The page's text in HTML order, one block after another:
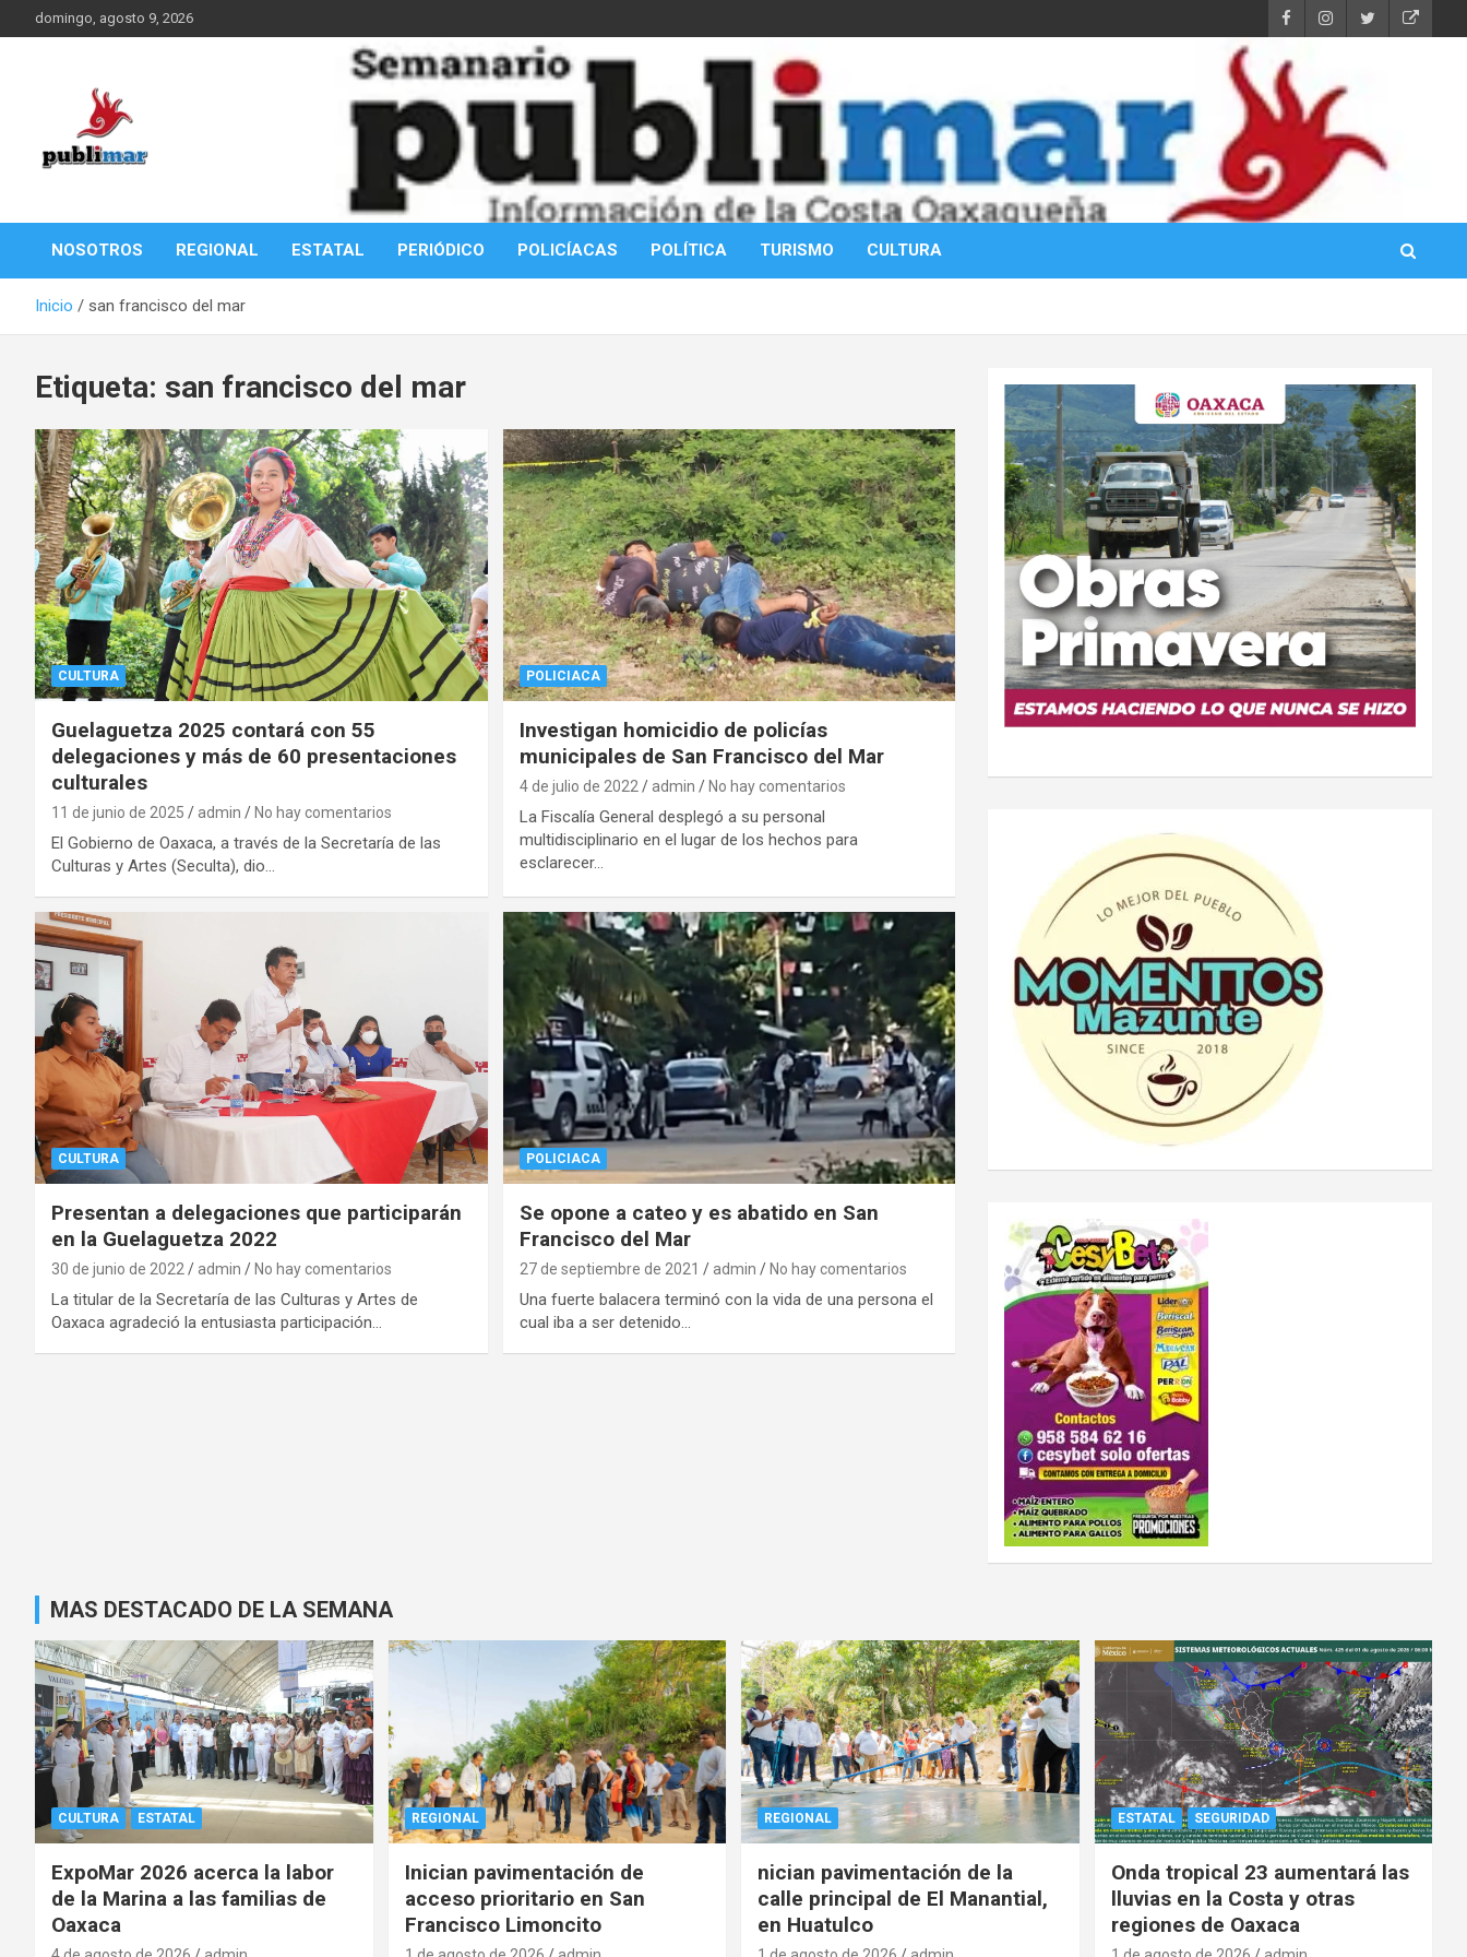
al
domingo, agosto 9, 2026
PubliMar
NOSOTROS REGIONAL ESTATAL PERIÓDICO POLICÍACAS POLÍTICA TURISMO CULTURA
Inicio san francisco del mar
Etiqueta: san francisco del mar
CULTURA
Guelaguetza 2025 contará con 55
delegaciones y más de 60 presentaciones
culturales
11 de junio de 2025 admin No hay comentarios
El Gobierno de Oaxaca, a través de la Secretaría de las
Culturas y Artes (Seculta), dio…
POLICIACA
Investigan homicidio de policías
municipales de San Francisco del Mar
4 de julio de 2022 admin No hay comentarios
La Fiscalía General desplegó a su personal
multidisciplinario en el lugar de los hechos para
esclarecer…
CULTURA
Presentan a delegaciones que participarán
en la Guelaguetza 2022
30 de junio de 2022 admin No hay comentarios
La titular de la Secretaría de las Culturas y Artes de
Oaxaca agradeció la entusiasta participación…
POLICIACA
Se opone a cateo y es abatido en San
Francisco del Mar
27 de septiembre de 2021 admin No hay comentarios
Una fuerte balacera terminó con la vida de una persona el
cual iba a ser detenido…
MAS DESTACADO DE LA SEMANA
CULTURA ESTATAL
ExpoMar 2026 acerca la labor
de la Marina a las familias de
Oaxaca
REGIONAL
Inician pavimentación de
acceso prioritario en San
Francisco Limoncito
REGIONAL
nician pavimentación de la
calle principal de El Manantial,
en Huatulco
ESTATAL SEGURIDAD
Onda tropical 23 aumentará las
lluvias en la Costa y otras
regiones de Oaxaca